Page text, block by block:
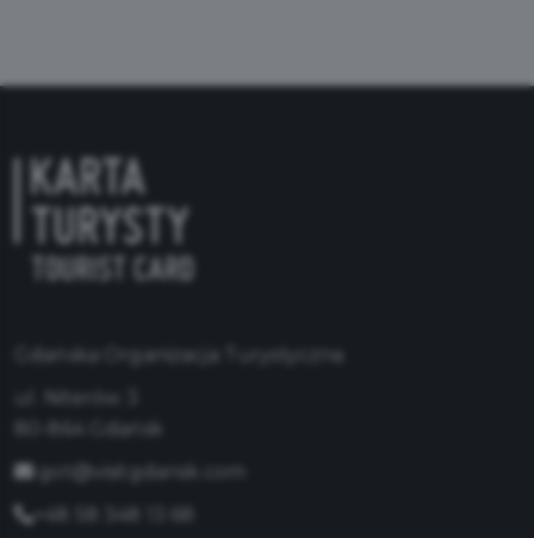
Gdańska Organizacja Turystyczna
80-864 Gdańsk
got@visitgdansk.com
+48 58 348 13 68